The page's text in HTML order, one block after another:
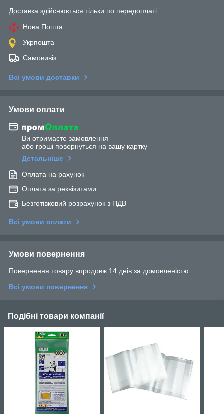
Доставка здійснюється тільки по передоплаті.
Нова Пошта
Укрпошта
Самовивіз
Всі умови доставки
Умови оплати
Ви отримаєте замовлення
або гроші повернуться на вашу картку
Детальніше
Оплата на рахунок
Оплата за реквізитами
Безготівковий розрахунок з ПДВ
Всі умови оплати
Умови повернення
Повернення товару впродовж 14 днів за домовленістю
Всі умови повернення
Подібні товари компанії